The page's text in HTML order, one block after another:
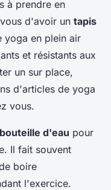
à prendre en
d'avoir un tapis
yoga en plein air
et résistants aux
un sur place,
d'articles de yoga
vous.
bouteille d'eau pour
Il fait souvent
boire
l'exercice.